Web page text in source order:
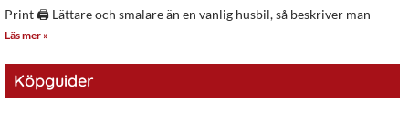
Print 🖨 Lättare och smalare än en vanlig husbil, så beskriver man
Läs mer »
Köpguider